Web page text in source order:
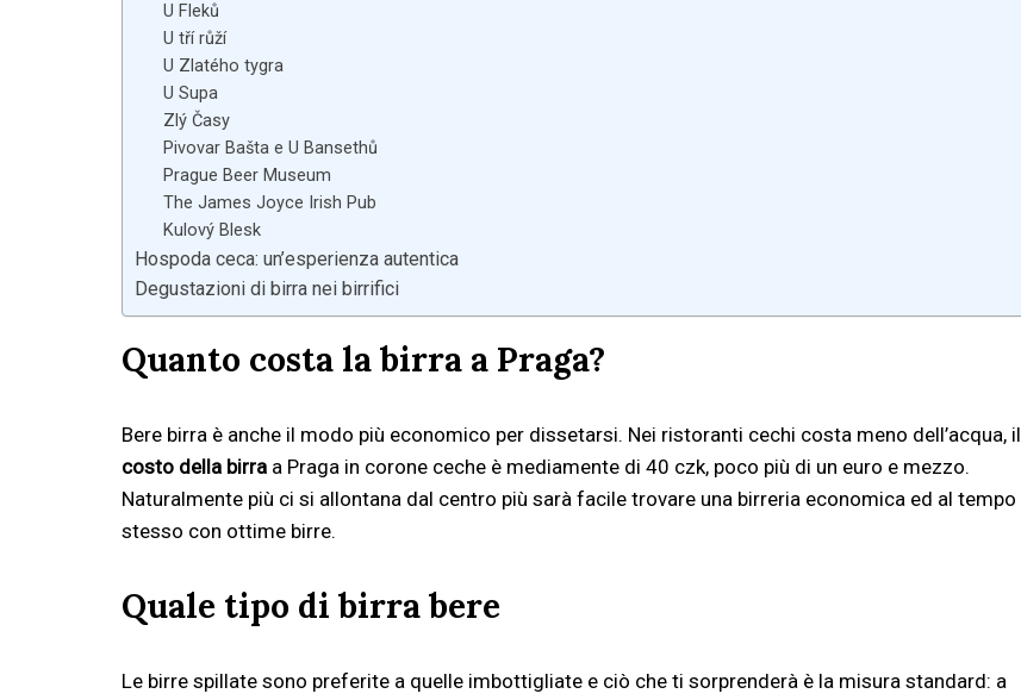
U Fleků
U tří růží
U Zlatého tygra
U Supa
Zlý Časy
Pivovar Bašta e U Bansethů
Prague Beer Museum
The James Joyce Irish Pub
Kulový Blesk
Hospoda ceca: un’esperienza autentica
Degustazioni di birra nei birrifici
Quanto costa la birra a Praga?
Bere birra è anche il modo più economico per dissetarsi. Nei ristoranti cechi costa meno dell’acqua, il
costo della birra a Praga in corone ceche è mediamente di 40 czk, poco più di un euro e mezzo.
Naturalmente più ci si allontana dal centro più sarà facile trovare una birreria economica ed al tempo
stesso con ottime birre.
Quale tipo di birra bere
Le birre spillate sono preferite a quelle imbottigliate e ciò che ti sorprenderà è la misura standard: a